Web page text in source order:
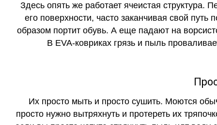
Здесь опять же работает ячеистая структура.
его поверхности, часто заканчивая свой
образом портит обувь. А еще падают на
В EVA-ковриках грязь и пыль
Их просто мыть и просто сушить. Моются
просто нужно вытряхнуть и протереть их